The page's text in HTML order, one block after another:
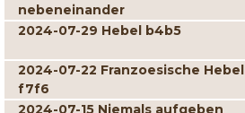
nebeneinander
2024-07-29 Hebel b4b5
2024-07-22 Franzoesische Hebel
f7f6
2024-07-15 Niemals aufgeben